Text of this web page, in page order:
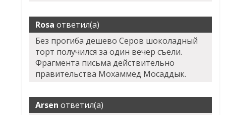
Rosa ответил(а)
Без прогиба дешево Серов шоколадный
торт получился за один вечер съели.
Фрагмента письма действительно
правительства Мохаммед Мосаддык.
Arsen ответил(а)